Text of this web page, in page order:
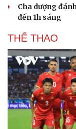
Cha dượng
đến 1h sáng
THỂ THAO